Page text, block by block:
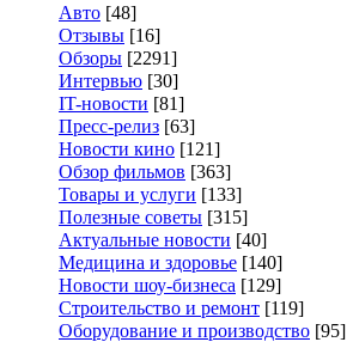
Авто [48]
Отзывы [16]
Обзоры [2291]
Интервью [30]
IT-новости [81]
Пресс-релиз [63]
Новости кино [121]
Обзор фильмов [363]
Товары и услуги [133]
Полезные советы [315]
Актуальные новости [40]
Медицина и здоровье [140]
Новости шоу-бизнеса [129]
Строительство и ремонт [119]
Оборудование и производство [95]